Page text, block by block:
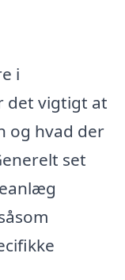
i
det vigtigt at
og hvad der
set